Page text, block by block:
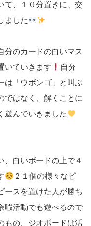
て、１０分置きに、交
ました
分のカードの白いマス
いていきます
自分
は「ウボンゴ」と叫ぶ
ではなく、解くことに
遊んでいきました
、白いボードの上で４
２１個の様々なピ
ースを置けた人が勝ち
暇活動でも遊べるので
もの、ジオボードは活